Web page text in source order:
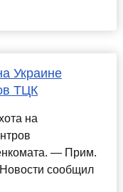
Украине
ТЦК
на
— Прим.
сообщил